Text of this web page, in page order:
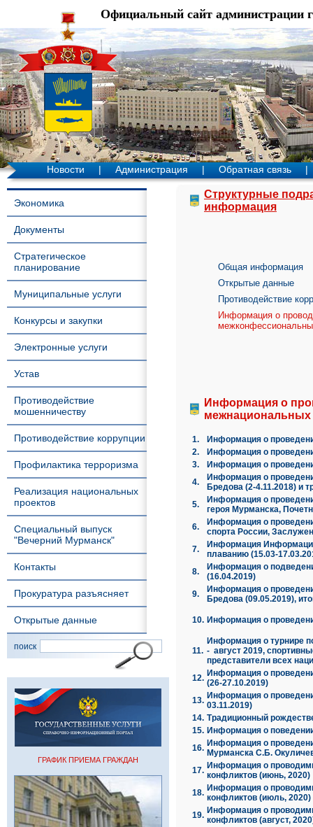
Официальный сайт администрации
Новости | Администрация | Обратная связь |
Экономика
Документы
Стратегическое
планирование
Муниципальные услуги
Конкурсы и закупки
Электронные услуги
Устав
Противодействие
мошенничеству
Противодействие коррупции
Профилактика терроризма
Реализация национальных
проектов
Специальный выпуск
"Вечерний Мурманск"
Контакты
Прокуратура разъясняет
Открытые данные
поиск
ГРАФИК ПРИЕМА ГРАЖДАН
Структурные
информация
Общая информация
Открытые данные
Противодействие
Информация о
Информация о
1.
Информация о
2.
Информация о
3.
Информация о
4.
Информация о
Бредова (2-4.11.2018) и
5.
Информация о
героя Мурманска,
6.
Информация о
спорта России,
7.
Информация
плаванию (15.03-
8.
Информация о
(16.04.2019)
9.
Информация о
Бредова (09.05.2019),
10. Информация о
11.
Информация о турнире
- август 2019,
представители всех
12. Информация о
(26-27.10.2019)
13. Информация о
03.11.2019)
14. Традиционный
15. Информация о
16. Информация о
Мурманска С.Б.
17. Информация о
конфликтов (июнь, 2020)
18. Информация о
конфликтов (июль, 2020)
19. Информация о
конфликтов (август,